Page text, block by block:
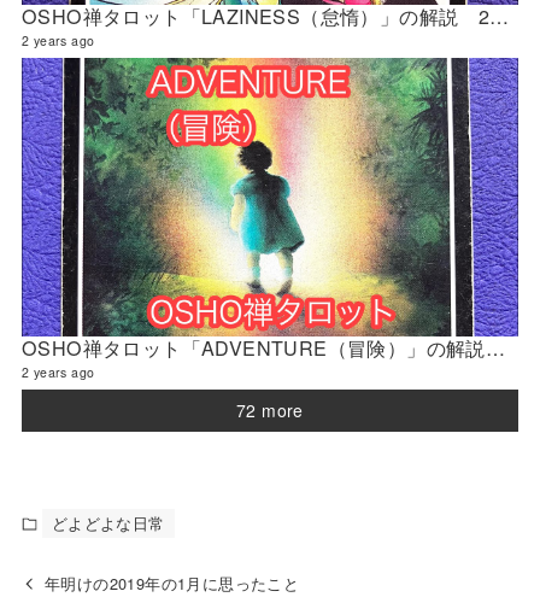
OSHO禅タロット「LAZINESS（怠惰）」の解説 2024年4月の門鑑定（修門）
2 years ago
OSHO禅タロット「ADVENTURE（冒険）」の解説 2024年4月の門鑑定（官門）
2 years ago
72 more
どよどよな日常
年明けの2019年の1月に思ったこと